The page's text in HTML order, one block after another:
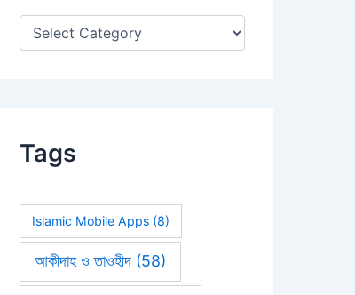
:
Tags
Islamic Mobile Apps(8)
আকীদাহ ও তাওহীদ(58)